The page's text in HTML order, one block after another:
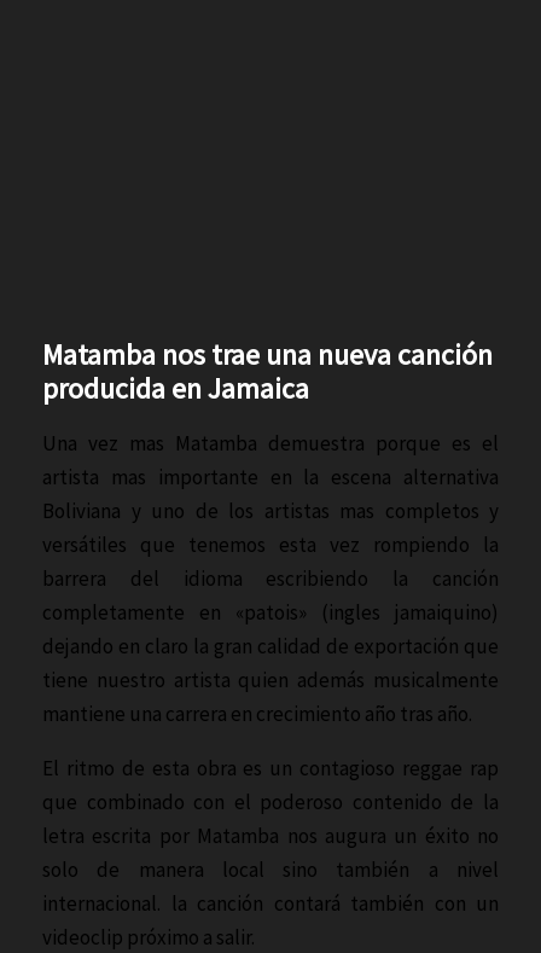
Matamba nos trae una nueva canción
producida en Jamaica
Una vez mas Matamba demuestra porque es el
artista mas importante en la escena alternativa
Boliviana y uno de los artistas mas completos y
versátiles que tenemos esta vez rompiendo la
barrera del idioma escribiendo la canción
completamente en «patois» (ingles jamaiquino)
dejando en claro la gran calidad de exportación que
tiene nuestro artista quien además musicalmente
mantiene una carrera en crecimiento año tras año.
El ritmo de esta obra es un contagioso reggae rap
que combinado con el poderoso contenido de la
letra escrita por Matamba nos augura un éxito no
solo de manera local sino también a nivel
internacional. la canción contará también con un
videoclip próximo a salir.